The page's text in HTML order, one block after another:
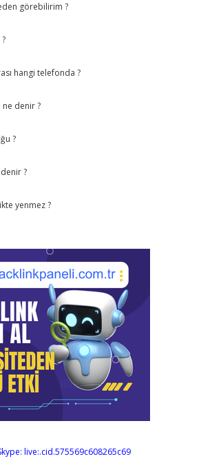
görebilirim ?
hangi telefonda ?
ne denir ?
?
?
yenmez ?
live:.cid.575569c608265c69